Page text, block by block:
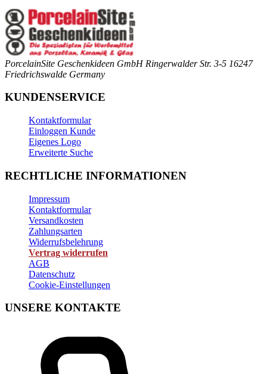
PorcelainSite Geschenkideen GmbH Ringerwalder Str. 3-5 16247
Friedrichswalde Germany
KUNDENSERVICE
Kontaktformular
Einloggen Kunde
Eigenes Logo
Erweiterte Suche
RECHTLICHE INFORMATIONEN
Impressum
Kontaktformular
Versandkosten
Zahlungsarten
Widerrufsbelehrung
Vertrag widerrufen
AGB
Datenschutz
Cookie-Einstellungen
UNSERE KONTAKTE